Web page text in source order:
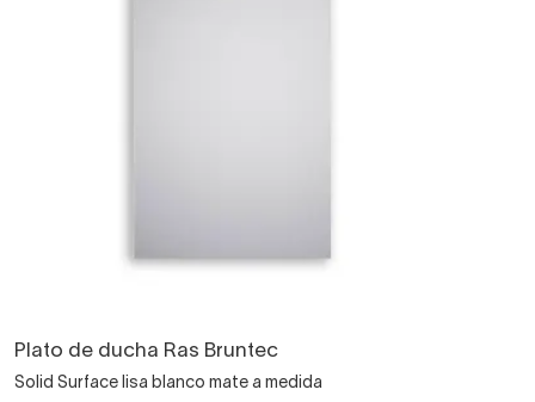
Plato de ducha Ras Bruntec
Solid Surface lisa blanco mate a medida